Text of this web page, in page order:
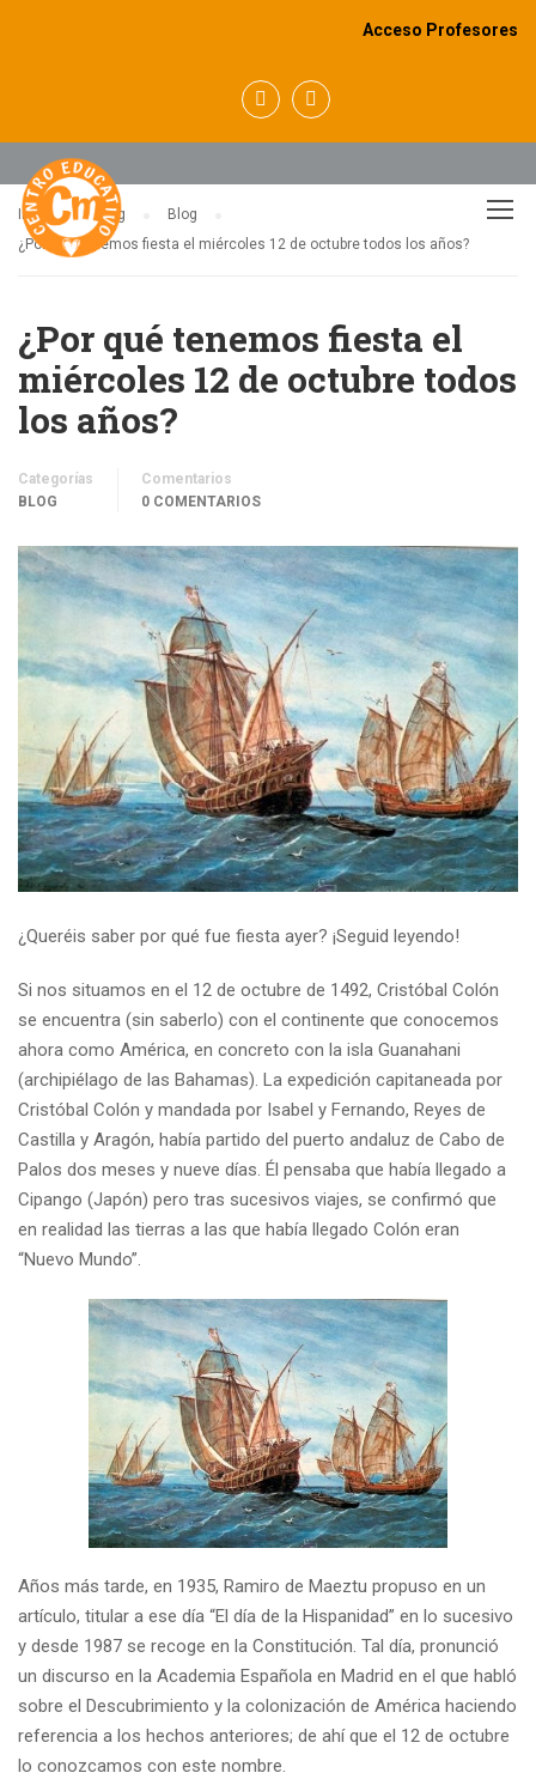
Acceso Profesores
Inicio Blog
Blog
¿Por qué tenemos fiesta el miércoles 12 de octubre todos los años?
¿Por qué tenemos fiesta el
miércoles 12 de octubre todos
los años?
Categorías
BLOG
Comentarios
0 COMENTARIOS
¿Queréis saber por qué fue fiesta ayer? ¡Seguid leyendo!
Si nos situamos en el 12 de octubre de 1492, Cristóbal Colón
se encuentra (sin saberlo) con el continente que conocemos
ahora como América, en concreto con la isla Guanahani
(archipiélago de las Bahamas). La expedición capitaneada por
Cristóbal Colón y mandada por Isabel y Fernando, Reyes de
Castilla y Aragón, había partido del puerto andaluz de Cabo de
Palos dos meses y nueve días. Él pensaba que había llegado a
Cipango (Japón) pero tras sucesivos viajes, se confirmó que
en realidad las tierras a las que había llegado Colón eran
“Nuevo Mundo”.
Años más tarde, en 1935, Ramiro de Maeztu propuso en un
artículo, titular a ese día “El día de la Hispanidad” en lo sucesivo
y desde 1987 se recoge en la Constitución. Tal día, pronunció
un discurso en la Academia Española en Madrid en el que habló
sobre el Descubrimiento y la colonización de América haciendo
referencia a los hechos anteriores; de ahí que el 12 de octubre
lo conozcamos con este nombre.